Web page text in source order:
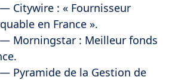
Citywire : « Fournisseur
en France ».
Morningstar : Meilleur fonds
Pyramide de la Gestion de